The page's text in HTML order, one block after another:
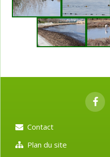
Contact
Plan du site